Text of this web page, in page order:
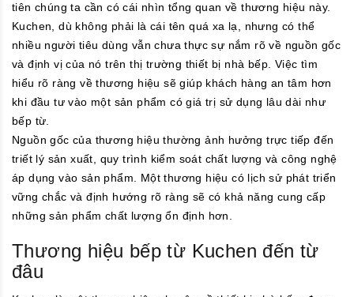
tiên chúng ta cần có cái nhìn tổng quan về thương hiệu này.
Kuchen, dù không phải là cái tên quá xa lạ, nhưng có thể
nhiều người tiêu dùng vẫn chưa thực sự nắm rõ về nguồn gốc
và định vị của nó trên thị trường thiết bị nhà bếp. Việc tìm
hiểu rõ ràng về thương hiệu sẽ giúp khách hàng an tâm hơn
khi đầu tư vào một sản phẩm có giá trị sử dụng lâu dài như
bếp từ.
Nguồn gốc của thương hiệu thường ảnh hưởng trực tiếp đến
triết lý sản xuất, quy trình kiểm soát chất lượng và công nghệ
áp dụng vào sản phẩm. Một thương hiệu có lịch sử phát triển
vững chắc và định hướng rõ ràng sẽ có khả năng cung cấp
những sản phẩm chất lượng ổn định hơn.
Thương hiệu bếp từ Kuchen đến từ
đâu